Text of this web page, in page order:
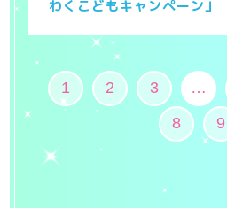
わくこどもキャンペーン」
1 2 3 …
8
9